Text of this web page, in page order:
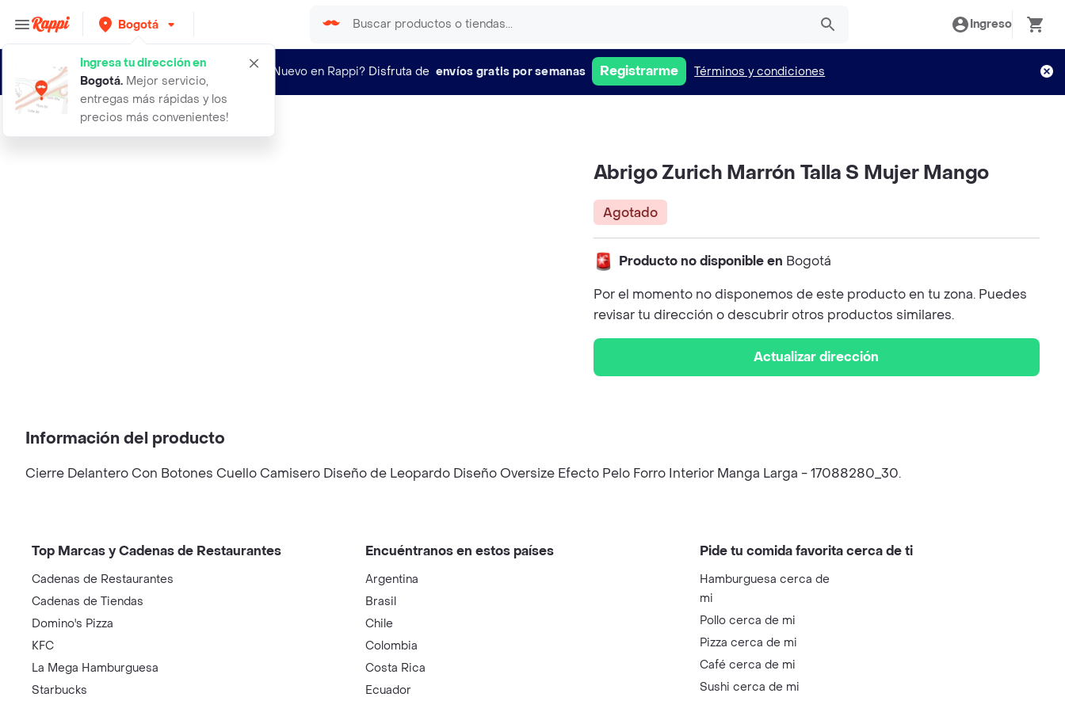
Bogotá
Ingresa tu dirección en
Bogotá. Mejor servicio,
entregas más rápidas y los
precios más convenientes!
Ingreso
¿Nuevo en Rappi? Disfruta de envíos gratis por semanas Registrarme Términos y condiciones
abrigo zurich marron talla s mujer
Abrigo Zurich Marrón Talla S Mujer Mango
Agotado
Producto no disponible en Bogotá
Por el momento no disponemos de este producto en tu zona. Puedes
revisar tu dirección o descubrir otros productos similares.
Actualizar dirección
Información del producto
Cierre Delantero Con Botones Cuello Camisero Diseño de Leopardo Diseño Oversize Efecto Pelo Forro Interior Manga Larga - 17088280_30.
Top Marcas y Cadenas de Restaurantes
Cadenas de Restaurantes
Cadenas de Tiendas
Domino's Pizza
KFC
La Mega Hamburguesa
Starbucks
Encuéntranos en estos países
Argentina
Brasil
Chile
Colombia
Costa Rica
Ecuador
Pide tu comida favorita cerca de ti
Hamburguesa cerca de
mi
Pollo cerca de mi
Pizza cerca de mi
Café cerca de mi
Sushi cerca de mi